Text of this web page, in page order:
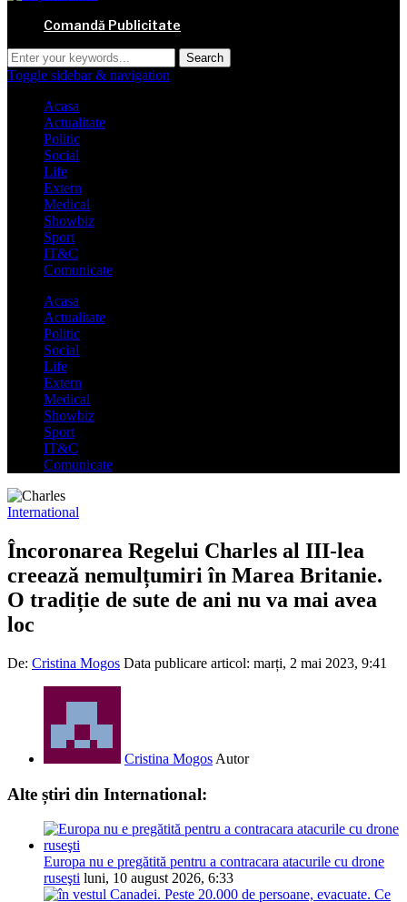
Comandă Publicitate
Toggle sidebar & navigation
Acasa
Actualitate
Politic
Social
Life
Extern
Medical
Showbiz
Sport
IT&C
Comunicate
Acasa
Actualitate
Politic
Social
Life
Extern
Medical
Showbiz
Sport
IT&C
Comunicate
International
Încoronarea Regelui Charles al III-lea
creează nemulțumiri în Marea Britanie.
O tradiție de sute de ani nu va mai avea
loc
De: Cristina Mogos Data publicare articol: marți, 2 mai 2023, 9:41
Cristina Mogos Autor
Alte știri din International:
Europa nu e pregătită pentru a contracara atacurile cu drone
ruseşti luni, 10 august 2026, 6:33